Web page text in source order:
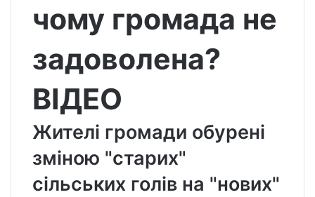
чому громада не
задоволена?
ВІДЕО
Жителі громади обурені
зміною "старих"
сільських голів на "нових"